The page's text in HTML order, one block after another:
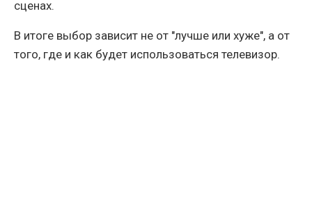
сценах.
В итоге выбор зависит не от "лучше или хуже", а от
того, где и как будет использоваться телевизор.